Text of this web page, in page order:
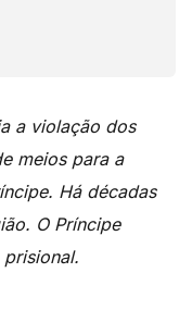
a violação dos
meios para a
Há décadas
O Príncipe